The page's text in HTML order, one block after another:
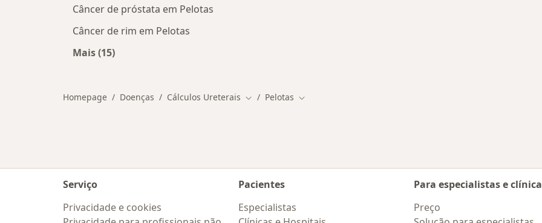
Câncer de próstata em Pelotas
Câncer de rim em Pelotas
Mais (15)
Homepage Doenças Cálculos Ureterais Mudar de cidade
Pelotas Mudar de cidade
Serviço
Privacidade e cookies
Pacientes
Especialistas
Para especialistas e
Preço